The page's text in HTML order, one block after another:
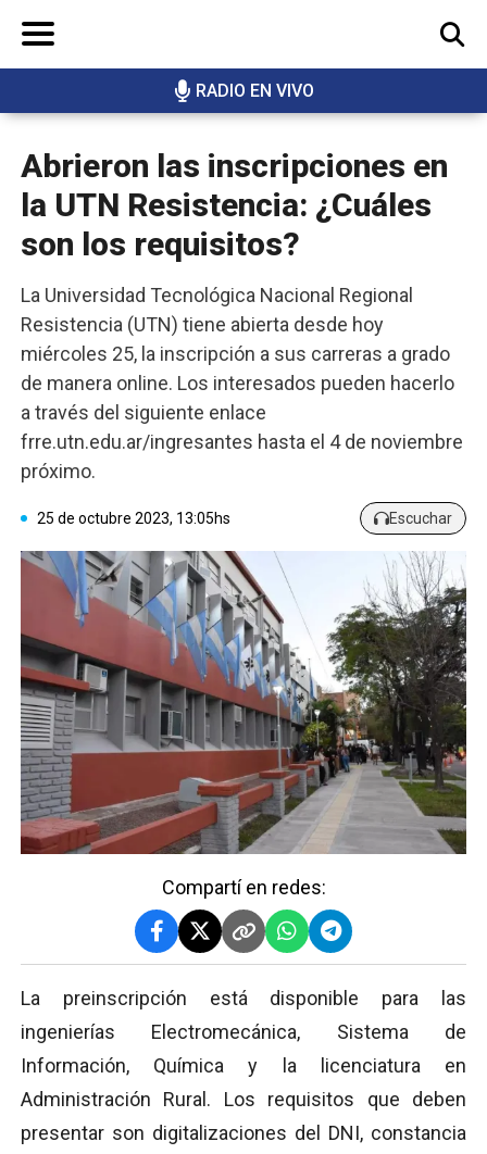
RADIO EN VIVO
BUSCAR
Abrieron las inscripciones en
la UTN Resistencia: ¿Cuáles
son los requisitos?
La Universidad Tecnológica Nacional Regional
Resistencia (UTN) tiene abierta desde hoy
miércoles 25, la inscripción a sus carreras a grado
de manera online. Los interesados pueden hacerlo
a través del siguiente enlace
frre.utn.edu.ar/ingresantes hasta el 4 de noviembre
próximo.
25 de octubre 2023, 13:05hs Escuchar
Compartí en redes:
La preinscripción está disponible para las
ingenierías Electromecánica, Sistema de
Información, Química y la licenciatura en
Administración Rural. Los requisitos que deben
presentar son digitalizaciones del DNI, constancia